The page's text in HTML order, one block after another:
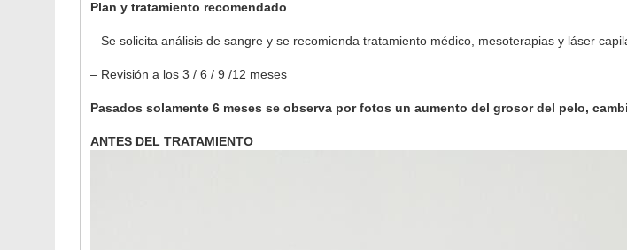
Plan y tratamiento recomendado
– Se solicita análisis de sangre y se recomienda tratamiento médico, mesoterapias y láser
– Revisión a los 3 / 6 / 9 /12 meses
Pasados solamente 6 meses se observa por fotos un aumento del grosor del pelo,
ANTES DEL TRATAMIENTO